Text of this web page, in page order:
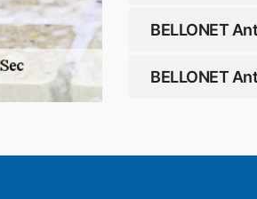
BELLONET
BELLONET